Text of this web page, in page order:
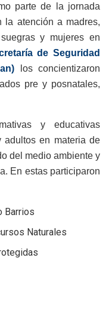
parte de la jornada
la atención a madres,
y mujeres en
de Seguridad
los concientizaron
pre y posnatales,
y educativas
adultos en materia de
del medio ambiente y
En estas participaron
Barrios
Naturales